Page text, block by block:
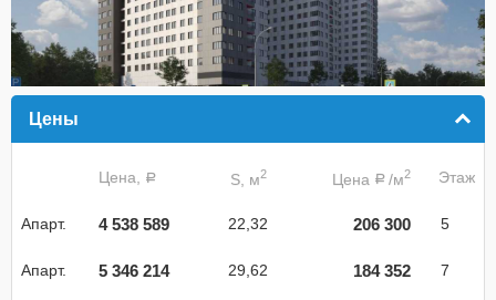
Цены
Цена, a S, м2 Цена a /м2 Этаж
Апарт. 4 538 589 22,32 206 300 5
Апарт. 5 346 214 29,62 184 352 7